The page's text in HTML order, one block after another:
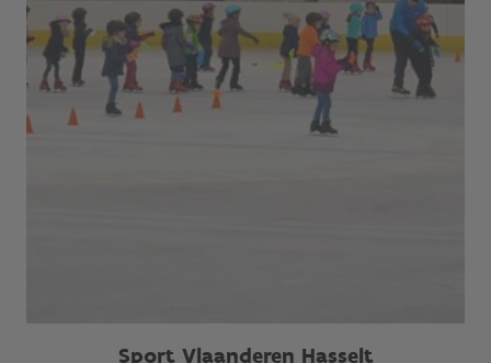
Sport Vlaanderen Hasselt